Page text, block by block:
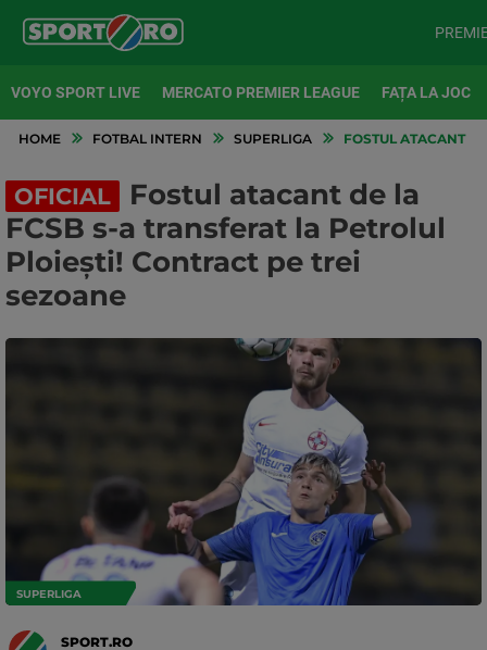
VOYO SPORT LIVE MERCATO PREMIER LEAGUE FAȚA LA JOC
HOME FOTBAL INTERN SUPERLIGA FOSTUL ATACANT
OFICIAL
Fostul atacant de la
FCSB s-a transferat la Petrolul
Ploiești! Contract pe trei
sezoane
SUPERLIGA
SPORT.RO